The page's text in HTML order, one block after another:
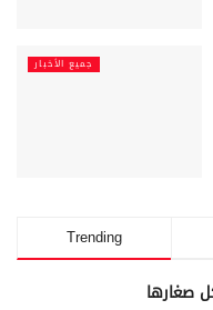
جميع الأخبار
Trending